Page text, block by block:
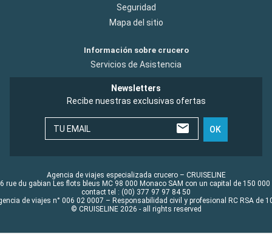
Seguridad
Mapa del sitio
Información sobre crucero
Servicios de Asistencia
Newsletters
Recibe nuestras exclusivas ofertas
TU EMAIL OK
Agencia de viajes especializada crucero – CRUISELINE
rue du gabian Les flots bleus MC 98 000 Monaco SAM con un capital de 150 000
contact tel : (00) 377 97 97 84 50
de viajes n° 006 02 0007 – Responsabilidad civil y profesional RC RSA de
© CRUISELINE 2026 - all rights reserved